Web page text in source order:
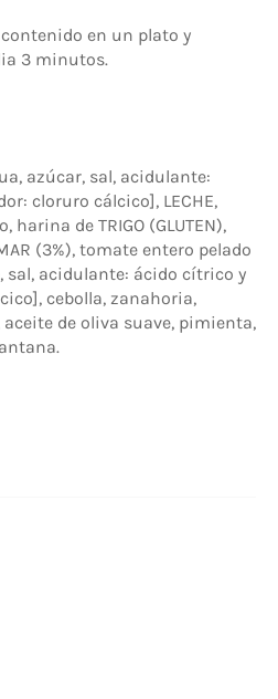
en un plato y
3 minutos.
azúcar, sal, acidulante:
cloruro cálcico], LECHE,
de TRIGO (GLUTEN),
MAR (3%), tomate entero pelado
sal, acidulante: ácido cítrico y
cebolla, zanahoria,
aceite de oliva suave, pimienta,